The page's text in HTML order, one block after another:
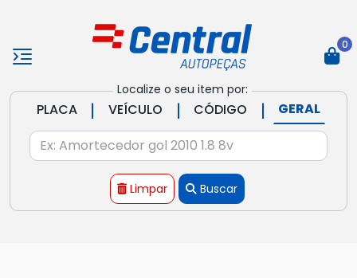
Localize o seu item por:
PLACA | VEÍCULO | CÓDIGO | GERAL
Limpar Buscar
0